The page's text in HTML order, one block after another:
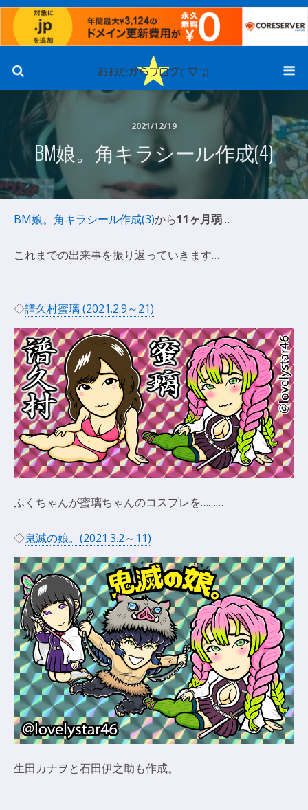
2021/12/19
BM娘。角キラシール作成(4)
BM娘。角キラシール作成(3)から11ヶ月弱…
これまでの出来事を振り返っていきます…
◇譜久村蜜璃 (2021.2.9～21)
ふくちゃんが蜜璃ちゃんのコスプレを………
◇鬼滅の娘。(2021.3.2～11)
生田カナヲと石田伊之助も作成。